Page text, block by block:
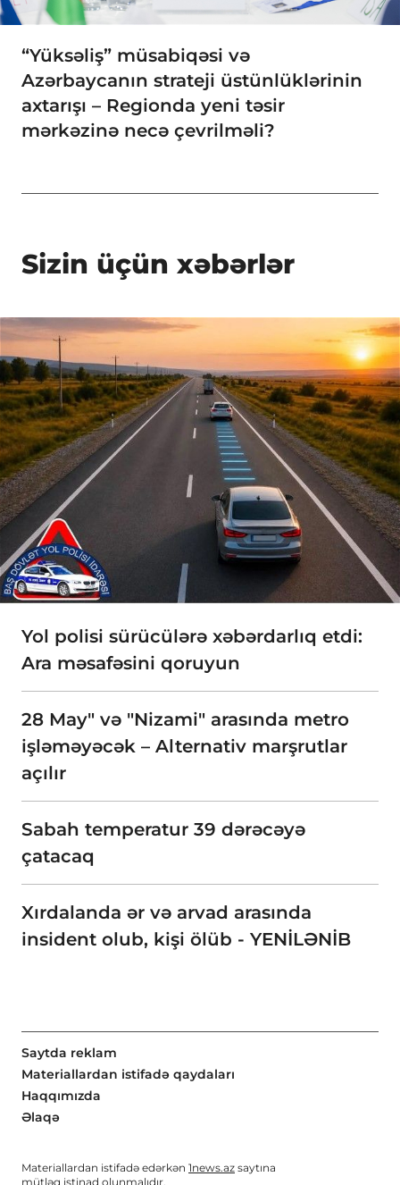
“Yüksəliş” müsabiqəsi və
Azərbaycanın strateji üstünlüklərinin
axtarışı – Regionda yeni təsir
mərkəzinə necə çevrilməli?
Sizin üçün xəbərlər
Yol polisi sürücülərə xəbərdarlıq etdi:
Ara məsafəsini qoruyun
28 May" və "Nizami" arasında metro
işləməyəcək – Alternativ marşrutlar
açılır
Sabah temperatur 39 dərəcəyə
çatacaq
Xırdalanda ər və arvad arasında
insident olub, kişi ölüb - YENİLƏNİB
Saytda reklam
Materiallardan istifadə qaydaları
Haqqımızda
Əlaqə
Materiallardan istifadə edərkən 1news.az saytına
mütləq istinad olunmalıdır.